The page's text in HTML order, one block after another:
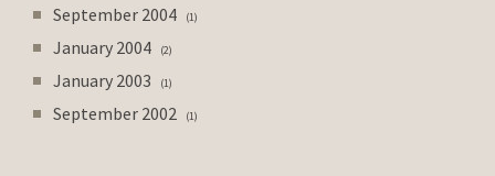
September 2004 1
January 2004 2
January 2003 1
September 2002 1